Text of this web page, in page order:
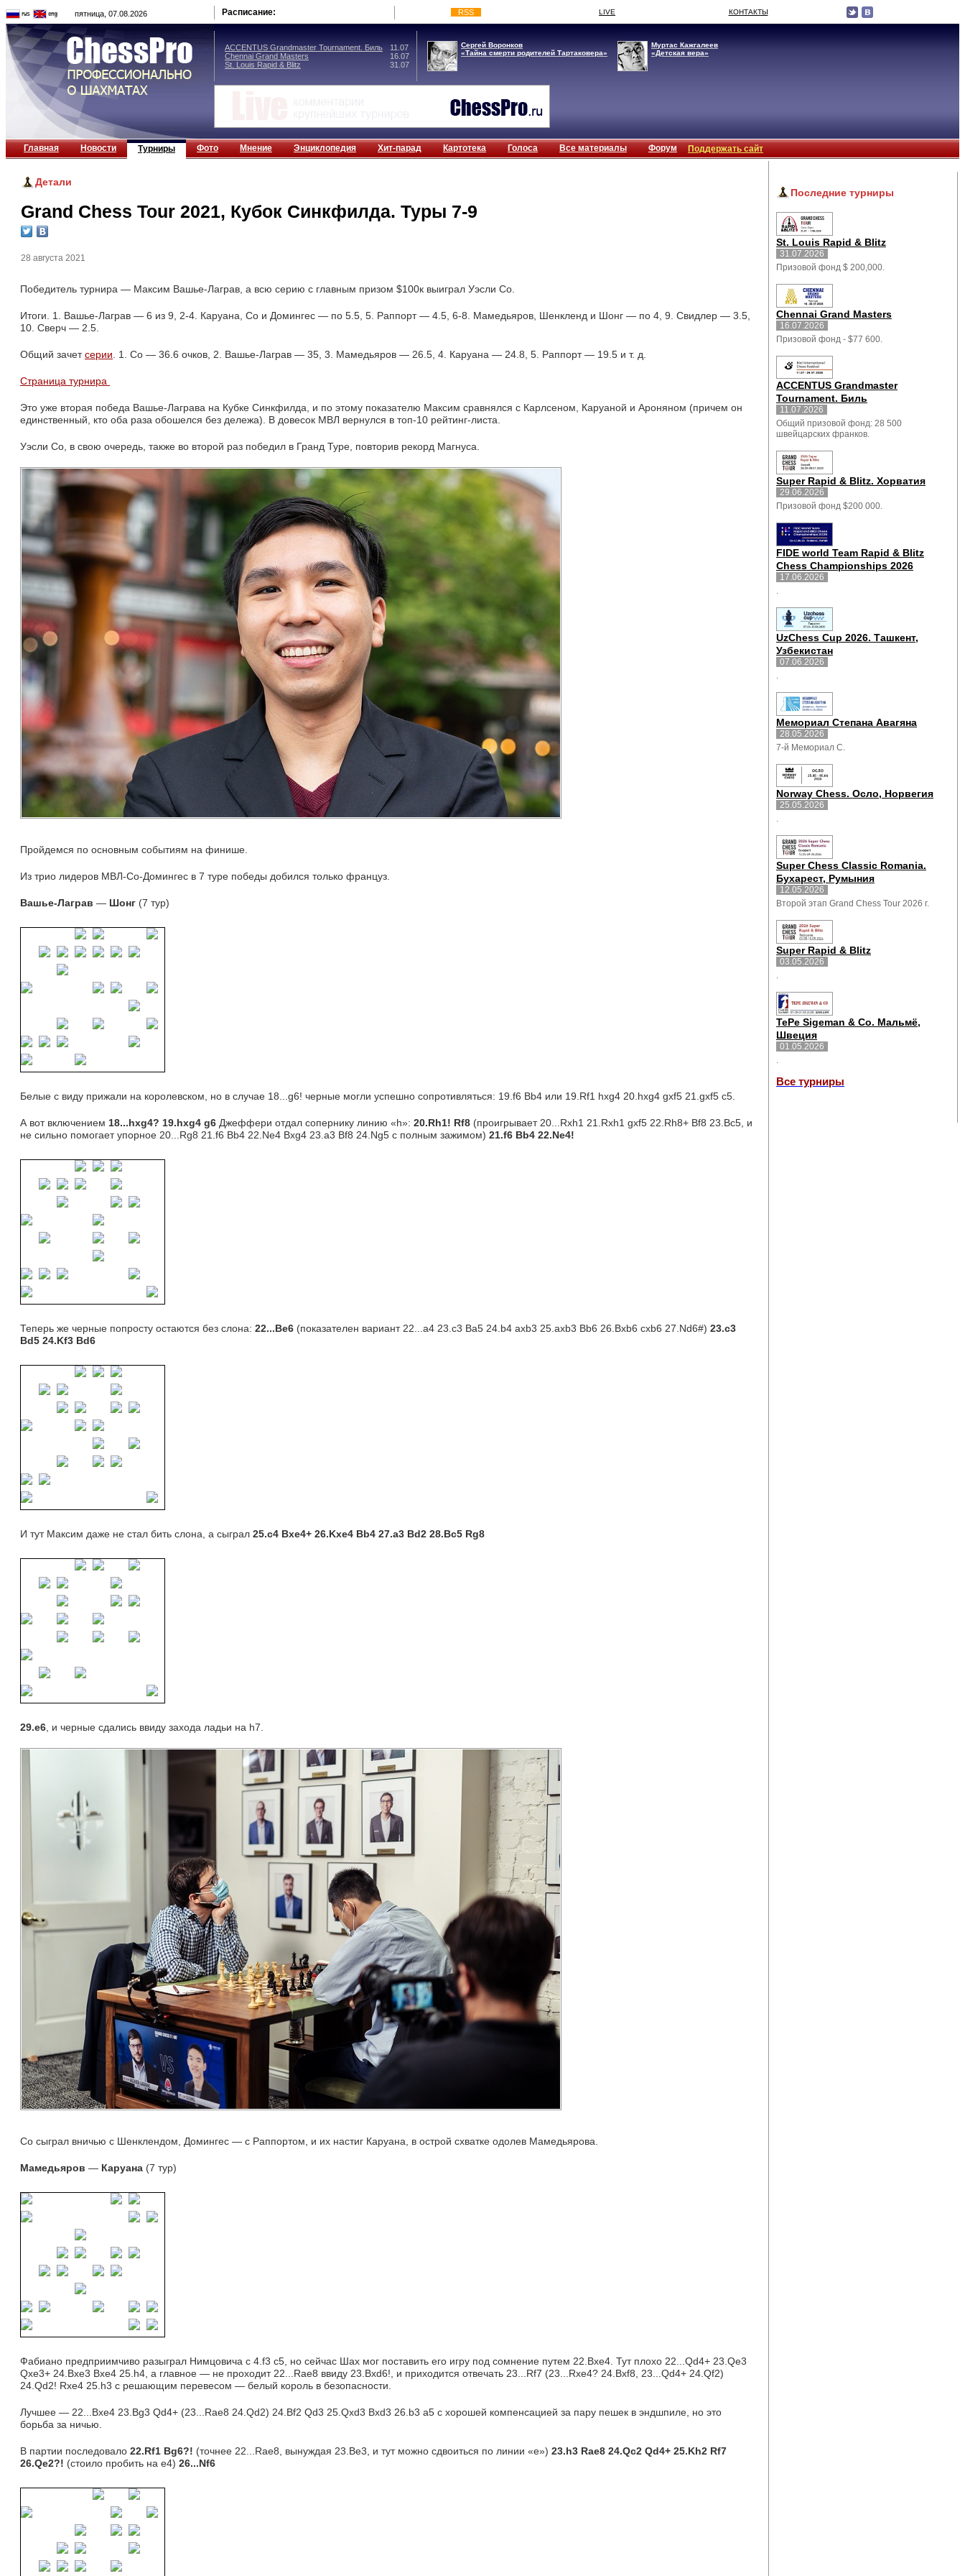
пятница, 07.08.2026 Расписание: RSS LIVE КОНТАКТЫ
ACCENTUS Grandmaster Tournament. Биль
11.07
Chennai Grand Masters
16.07
St. Louis Rapid & Blitz
31.07
Сергей Воронков
«Тайна смерти родителей Тартаковера»
Муртас Кажгалеев
«Детская вера»
Главная Новости Турниры Фото Мнение Энциклопедия Хит-парад Картотека Голоса Все материалы Форум Поддержать сайт
Детали
Grand Chess Tour 2021, Кубок Синкфилда. Туры 7-9
28 августа 2021
Победитель турнира — Максим Вашье-Лаграв, а всю серию с главным призом $100к выиграл Уэсли Со.
Итоги. 1. Вашье-Лаграв — 6 из 9, 2-4. Каруана, Со и Домингес — по 5.5, 5. Раппорт — 4.5, 6-8. Мамедьяров, Шенкленд и Шонг — по 4, 9. Свидлер — 3.5,
10. Сверч — 2.5.
Общий зачет серии . 1. Со — 36.6 очков, 2. Вашье-Лаграв — 35, 3. Мамедьяров — 26.5, 4. Каруана — 24.8, 5. Раппорт — 19.5 и т. д.
Страница турнира
Это уже вторая победа Вашье-Лаграва на Кубке Синкфилда, и по этому показателю Максим сравнялся с Карлсеном, Каруаной и Ароняном (причем он
единственный, кто оба раза обошелся без дележа). В довесок МВЛ вернулся в топ-10 рейтинг-листа.
Уэсли Со, в свою очередь, также во второй раз победил в Гранд Туре, повторив рекорд Магнуса.
Пройдемся по основным событиям на финише.
Из трио лидеров МВЛ-Со-Домингес в 7 туре победы добился только француз.
Вашье-Лаграв — Шонг (7 тур)
Белые с виду прижали на королевском, но в случае 18...g6! черные могли успешно сопротивляться: 19.f6 Bb4 или 19.Rf1 hxg4 20.hxg4 gxf5 21.gxf5 c5.
А вот включением 18...hxg4? 19.hxg4 g6 Джеффери отдал сопернику линию «h»: 20.Rh1! Rf8 (проигрывает 20...Rxh1 21.Rxh1 gxf5 22.Rh8+ Bf8 23.Bc5, и
не сильно помогает упорное 20...Rg8 21.f6 Bb4 22.Ne4 Bxg4 23.a3 Bf8 24.Ng5 с полным зажимом) 21.f6 Bb4 22.Ne4!
Теперь же черные попросту остаются без слона: 22...Be6 (показателен вариант 22...a4 23.c3 Ba5 24.b4 axb3 25.axb3 Bb6 26.Bxb6 cxb6 27.Nd6#) 23.c3
Bd5 24.Kf3 Bd6
И тут Максим даже не стал бить слона, а сыграл 25.c4 Bxe4+ 26.Kxe4 Bb4 27.a3 Bd2 28.Bc5 Rg8
29.e6 , и черные сдались ввиду захода ладьи на h7.
Со сыграл вничью с Шенклендом, Домингес — с Раппортом, и их настиг Каруана, в острой схватке одолев Мамедьярова.
Мамедьяров — Каруана (7 тур)
Фабиано предприимчиво разыграл Нимцовича с 4.f3 c5, но сейчас Шах мог поставить его игру под сомнение путем 22.Bxe4. Тут плохо 22...Qd4+ 23.Qe3
Qxe3+ 24.Bxe3 Bxe4 25.h4, а главное — не проходит 22...Rae8 ввиду 23.Bxd6!, и приходится отвечать 23...Rf7 (23...Rxe4? 24.Bxf8, 23...Qd4+ 24.Qf2)
24.Qd2! Rxe4 25.h3 с решающим перевесом — белый король в безопасности.
Лучшее — 22...Bxe4 23.Bg3 Qd4+ (23...Rae8 24.Qd2) 24.Bf2 Qd3 25.Qxd3 Bxd3 26.b3 a5 с хорошей компенсацией за пару пешек в эндшпиле, но это
борьба за ничью.
В партии последовало 22.Rf1 Bg6?! (точнее 22...Rae8, вынуждая 23.Be3, и тут можно сдвоиться по линии «е») 23.h3 Rae8 24.Qc2 Qd4+ 25.Kh2 Rf7
26.Qe2?! (стоило пробить на е4) 26...Nf6
Последние турниры
St. Louis Rapid & Blitz
31.07.2026
Призовой фонд $ 200,000.
Chennai Grand Masters
16.07.2026
Призовой фонд - $77 600.
ACCENTUS Grandmaster
Tournament. Биль
11.07.2026
Общий призовой фонд: 28 500
швейцарских франков.
Super Rapid & Blitz. Хорватия
29.06.2026
Призовой фонд $200 000.
FIDE world Team Rapid & Blitz
Chess Championships 2026
17.06.2026
.
UzChess Cup 2026. Ташкент,
Узбекистан
07.06.2026
Мемориал Степана Авагяна
28.05.2026
7-й Мемориал С.
Norway Chess. Осло, Норвегия
25.05.2026
.
Super Chess Classic Romania.
Бухарест, Румыния
12.05.2026
Второй этап Grand Chess Tour 2026 г.
Super Rapid & Blitz
03.05.2026
.
TePe Sigeman & Co. Мальмё,
Швеция
01.05.2026
Все турниры